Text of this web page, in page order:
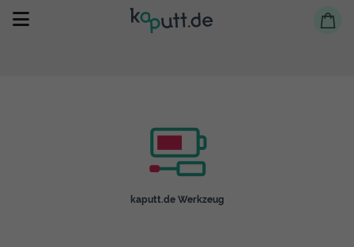
Selbst reparieren
kaputt.de Werkzeug